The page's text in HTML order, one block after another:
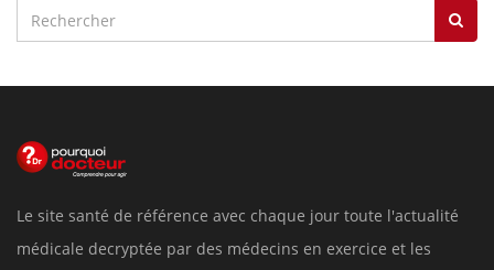
Le site santé de référence avec chaque jour toute l'actualité
médicale decryptée par des médecins en exercice et les